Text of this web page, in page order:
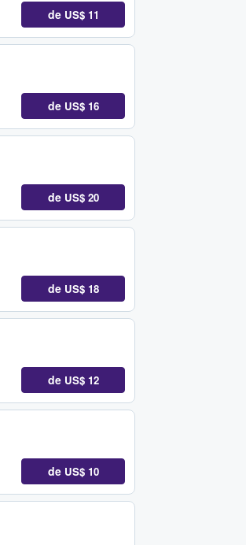
de US$ 11
de US$ 16
de US$ 20
de US$ 18
de US$ 12
de US$ 10